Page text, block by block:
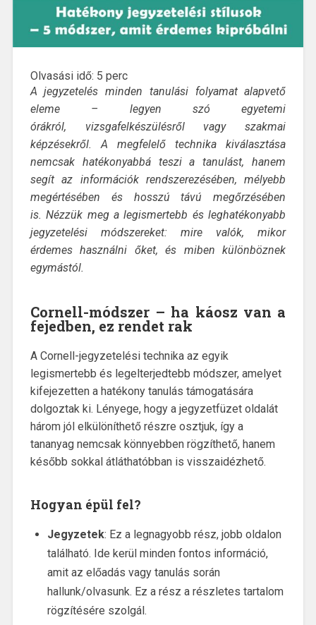
Olvasási idő: 5 perc
A jegyzetelés minden tanulási folyamat alapvető
eleme – legyen szó egyetemi
órákról, vizsgafelkészülésrőlvagy szakmai
képzésekről. A megfelelő technika kiválasztása
nemcsak hatékonyabbá teszi a tanulást, hanem
segít az információk rendszerezésében, mélyebb
megértésében és hosszú távú megőrzésében
is.Nézzük mega legismertebb és leghatékonyabb
jegyzetelési módszereket: mire valók, mikor
érdemes használni őket, és miben különböznek
egymástól.
Cornell-módszer – ha káosz van a
fejedben, ez rendet rak
A Cornell-jegyzetelési technika az egyik
legismertebb és legelterjedtebb módszer, amelyet
kifejezetten a hatékony tanulás támogatására
dolgoztak ki. Lényege, hogy a jegyzetfüzet oldalát
három jól elkülöníthető részre osztjuk, így a
tananyag nemcsak könnyebben rögzíthető, hanem
később sokkal átláthatóbban is visszaidézhető.
Hogyan épül fel?
Jegyzetek: Ez a legnagyobb rész, jobb oldalon
található. Ide kerül minden fontos információ,
amit az előadás vagy tanulás során
hallunk/olvasunk. Ez a rész a részletes tartalom
rögzítésére szolgál.